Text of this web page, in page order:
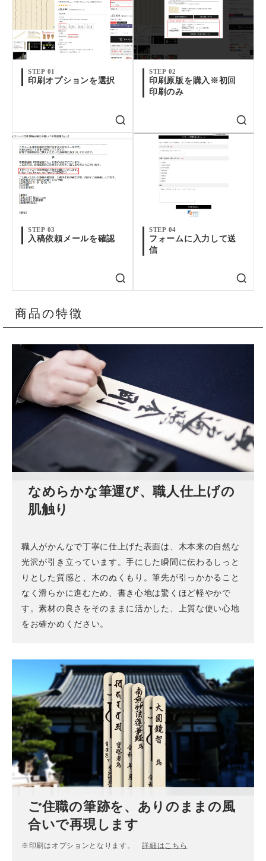
STEP 01
印刷オプションを選択
STEP 02
印刷原版を購入※初回
印刷のみ
STEP 03
入稿依頼メールを確認
STEP 04
フォームに入力して送
信
商品の特徴
なめらかな筆運び、職人仕上げの
肌触り
職人がかんなで丁寧に仕上げた表面は、木本来の自然な
光沢が引き立っています。手にした瞬間に伝わるしっと
りとした質感と、木のぬくもり。筆先が引っかかること
なく滑らかに進むため、書き心地は驚くほど軽やかで
す。素材の良さをそのままに活かした、上質な使い心地
をお確かめください。
ご住職の筆跡を、ありのままの風
合いで再現します
※印刷はオプションとなります。詳細はこちら